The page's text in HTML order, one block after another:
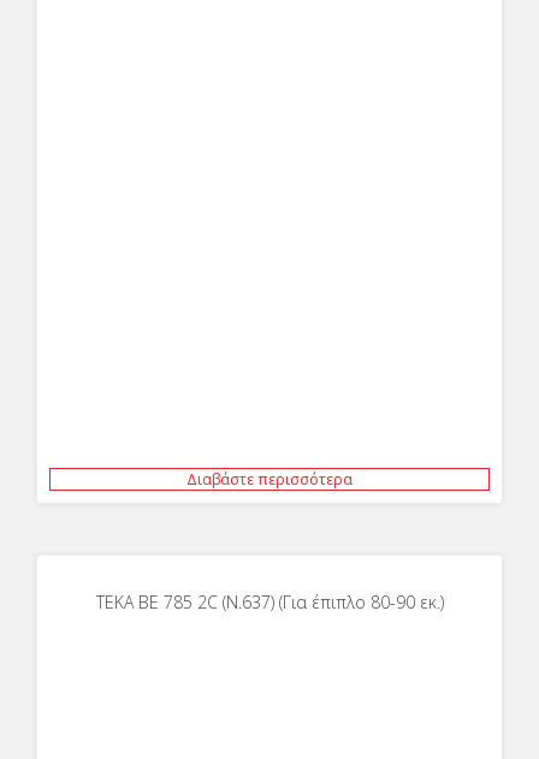
Διαβάστε περισσότερα
ΤΕΚΑ BE 785 2C (N.637) (Για έπιπλο 80-90 εκ.)